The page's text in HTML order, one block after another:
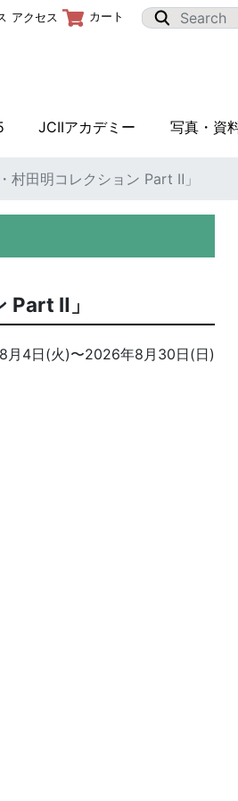
JCIIアカデミー 写真・資
アクセス カート
村田明コレクション Part Ⅱ」
Part Ⅱ」
月4日(火)〜2026年8月30日(日)